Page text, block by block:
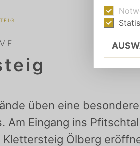
üben eine besondere
Am Eingang ins
Klettersteig Ölberg